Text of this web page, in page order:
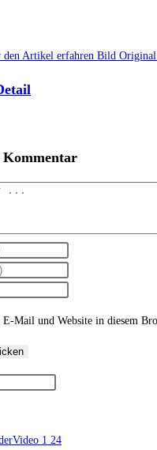
Kommentar
Mail und Website in diesem
close
1 24